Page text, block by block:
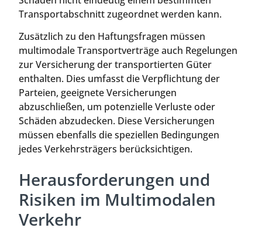
Transportabschnitt zugeordnet werden kann.
Zusätzlich zu den Haftungsfragen müssen
multimodale Transportverträge auch Regelungen
zur Versicherung der transportierten Güter
enthalten. Dies umfasst die Verpflichtung der
Parteien, geeignete Versicherungen
abzuschließen, um potenzielle Verluste oder
Schäden abzudecken. Diese Versicherungen
müssen ebenfalls die speziellen Bedingungen
jedes Verkehrsträgers berücksichtigen.
Herausforderungen und
Risiken im Multimodalen
Verkehr